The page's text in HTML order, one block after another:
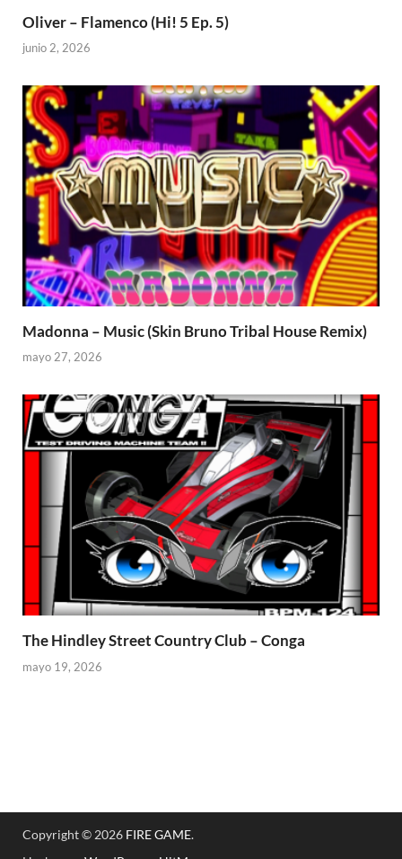
Oliver – Flamenco (Hi! 5 Ep. 5)
junio 2, 2026
Madonna – Music (Skin Bruno Tribal House Remix)
mayo 27, 2026
The Hindley Street Country Club – Conga
mayo 19, 2026
Copyright © 2026 FIRE GAME.